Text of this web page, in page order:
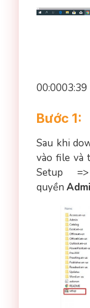
00:0003:39
Bước 1:
Sau khi
vào file và
Setup
quyền